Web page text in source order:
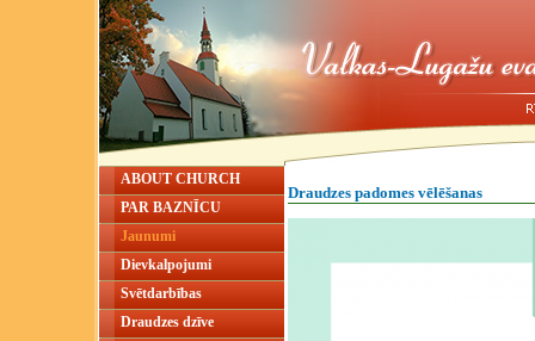
ABOUT CHURCH
PAR BAZNĪCU
Jaunumi
Dievkalpojumi
Svētdarbības
Draudzes dzīve
Draudzes padomes vēlēšanas